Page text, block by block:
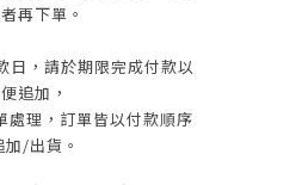
再下單 。
日，請於期限完成付款以
便追加，
處理，訂單皆以付款順序
加/出貨 。